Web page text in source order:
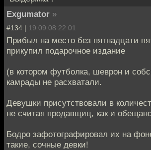
Exgumator »
#134 | 19.09.08 22:01
Прибыл на место без пятнадцати
прикупил подарочное издание
(в котором футболка, шеврон и
камрады не расхватали.
Девушки присутствовали в
не считая продавщиц, как и
Бодро зафотографировал их на
такие, сочные девки!